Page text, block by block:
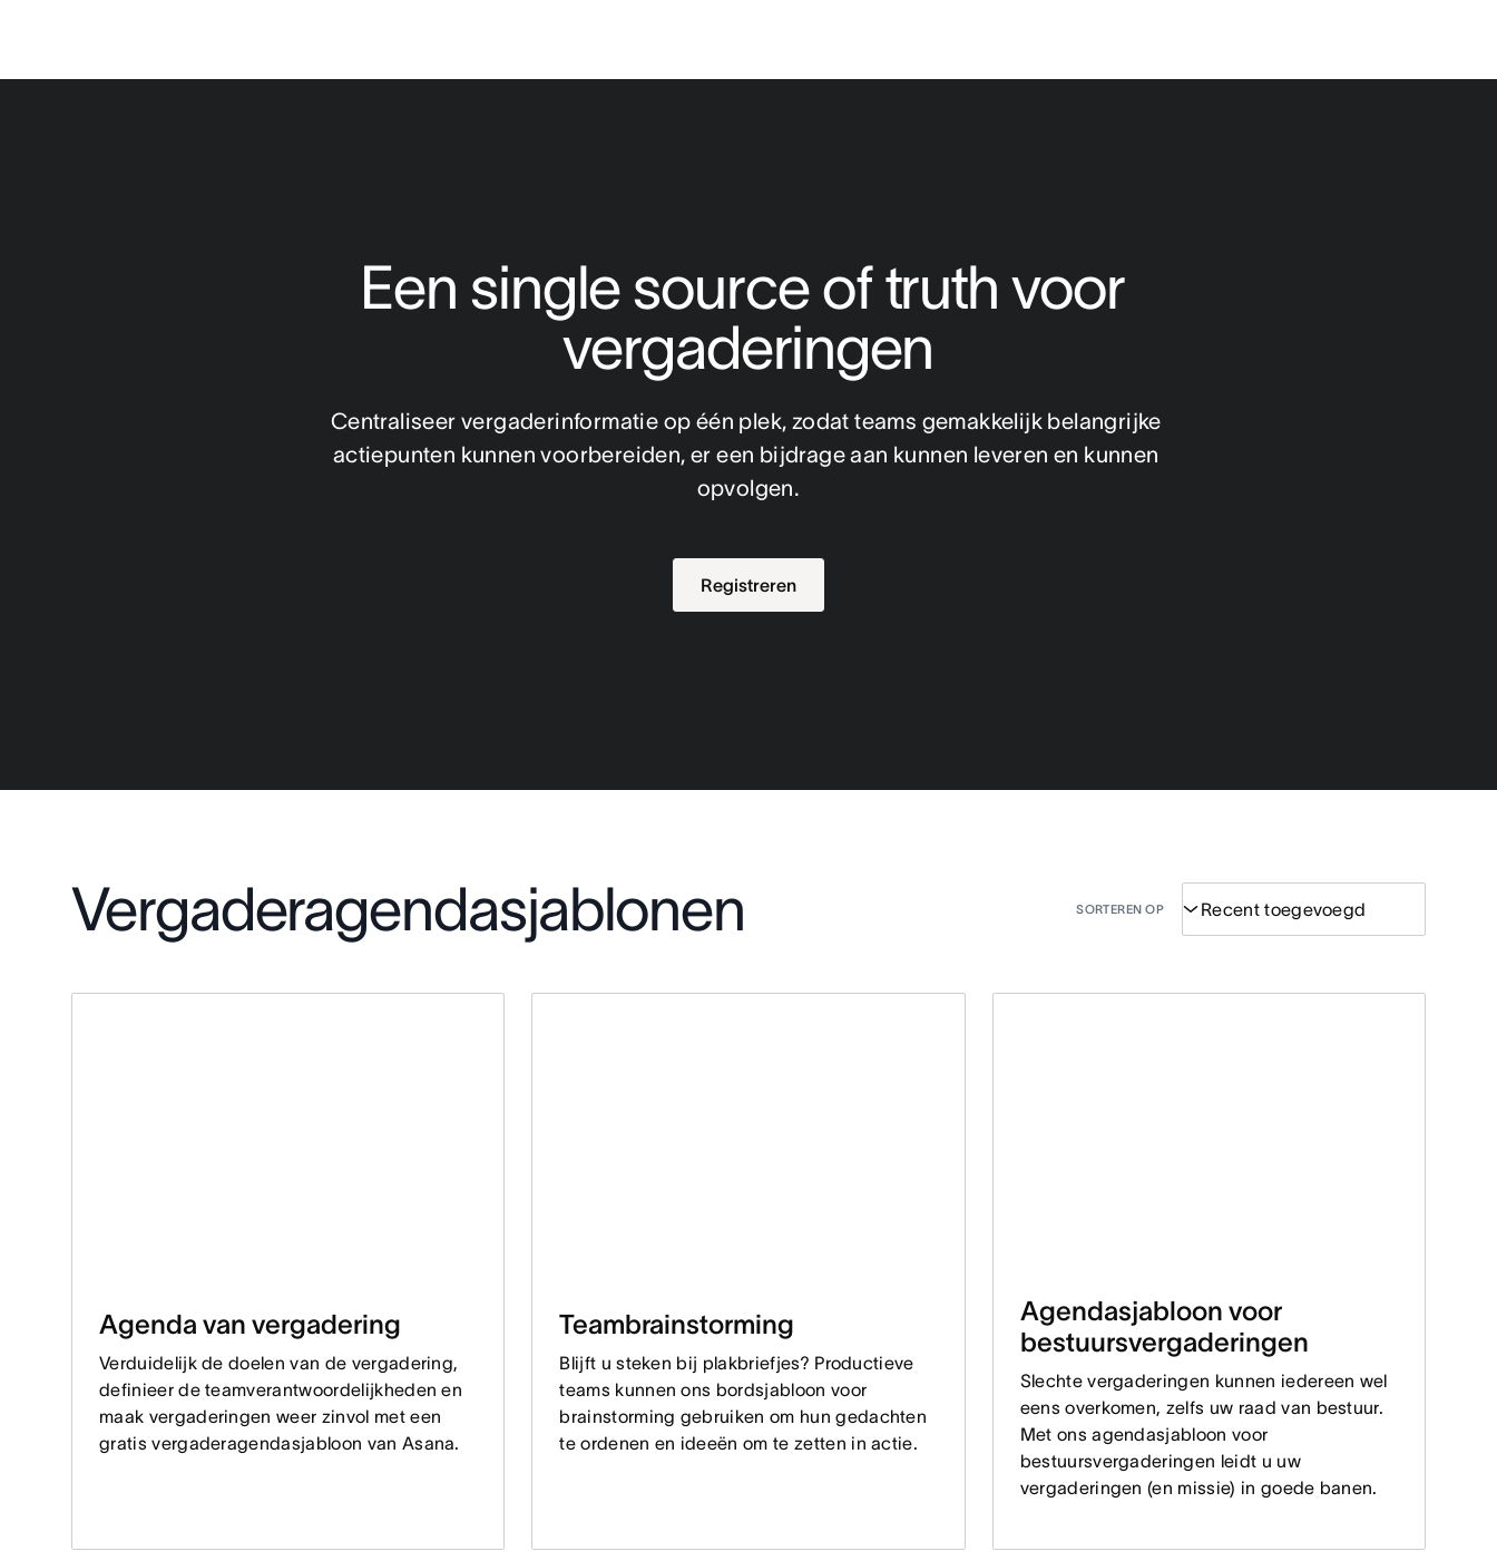
Een single source of truth voor
vergaderingen
Centraliseer vergaderinformatie op één plek, zodat teams gemakkelijk belangrijke
actiepunten kunnen voorbereiden, er een bijdrage aan kunnen leveren en kunnen
opvolgen.
Registreren
Vergaderagendasjablonen SORTEREN OP
Agenda van vergadering
Verduidelijk de doelen van de vergadering,
definieer de teamverantwoordelijkheden en
maak vergaderingen weer zinvol met een
gratis vergaderagendasjabloon van Asana.
Teambrainstorming
Blijft u steken bij plakbriefjes? Productieve
teams kunnen ons bordsjabloon voor
brainstorming gebruiken om hun gedachten
te ordenen en ideeën om te zetten in actie.
Agendasjabloon voor
bestuursvergaderingen
Slechte vergaderingen kunnen iedereen wel
eens overkomen, zelfs uw raad van bestuur.
Met ons agendasjabloon voor
bestuursvergaderingen leidt u uw
vergaderingen (en missie) in goede banen.